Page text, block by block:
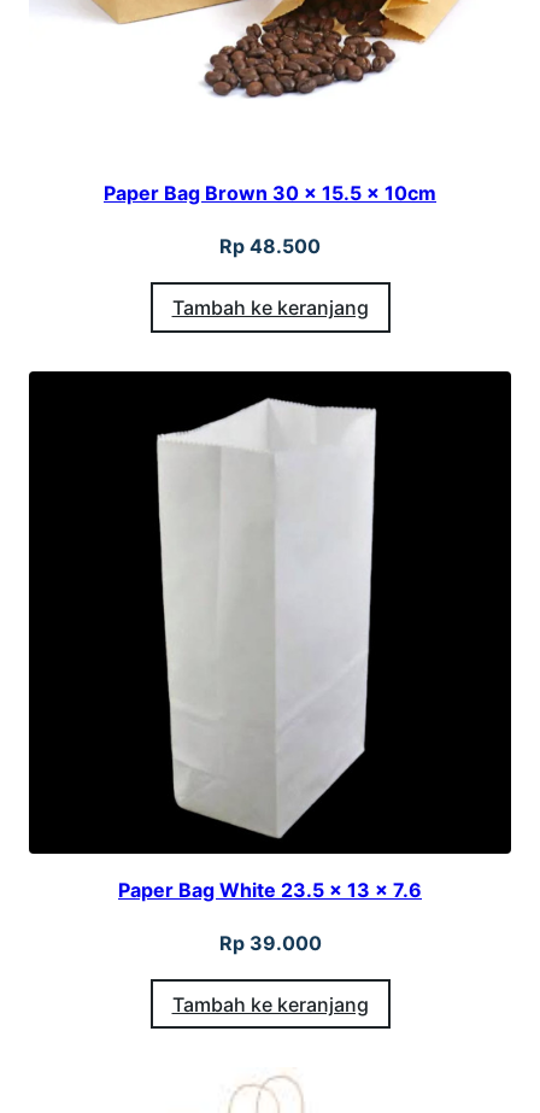
Paper Bag Brown 30 x 15.5 x 10cm
Rp 48.500
Tambah ke keranjang
Paper Bag White 23.5 x 13 x 7.6
Rp39.000
Tambah ke keranjang